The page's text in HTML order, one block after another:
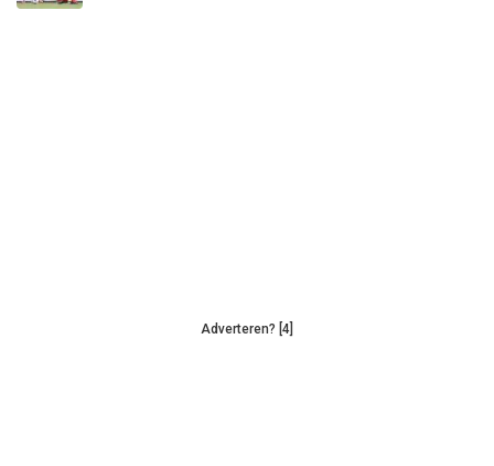
Adverteren? [4]